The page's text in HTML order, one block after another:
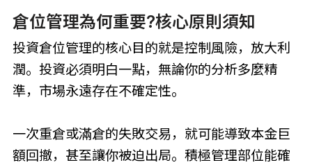
倉位管理為何重要?核心原則須知
投資倉位管理的核心目的就是控制風險，放大利
潤。投資必須明白一點，無論你的分析多麼精
準，市場永遠存在不確定性。
一次重倉或滿倉的失敗交易，就可能導致本金巨
額回撤，甚至讓你被迫出局。積極管理部位能確